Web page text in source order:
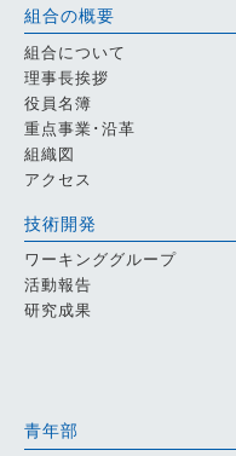
組合の概要
組合について
理事長挨拶
役員名簿
重点事業･沿革
組織図
アクセス
技術開発
ワーキンググループ
活動報告
研究成果
青年部